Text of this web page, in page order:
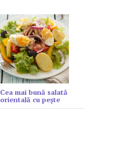
Cea mai bună salată
orientală cu peşte